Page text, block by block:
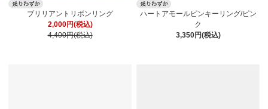
ブリリアントリボンリング
2,000円(税込)
4,400円(税込)
ハートアモールピンキーリング/ピン
ク
3,350円(税込)